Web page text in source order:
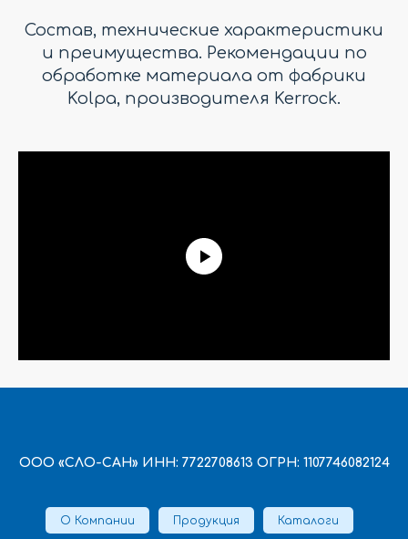
Состав, технические характеристики
и преимущества. Рекомендации по
обработке материала от фабрики
Kolpa, производителя Kerrock.
ООО «СЛО-САН» ИНН: 7722708613 ОГРН: 1107746082124
О Компании Продукция Каталоги